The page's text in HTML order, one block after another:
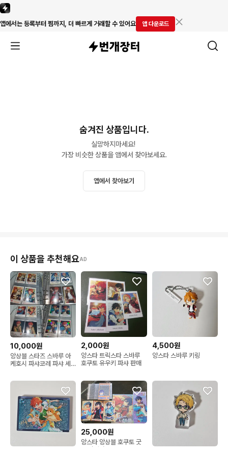
앱에서는 등록부터 찜까지, 더 빠르게 거래할 수 있어요 앱 다운로드
숨겨진 상품입니다.
실망하지마세요!
가장 비슷한 상품을 앱에서 찾아보세요.
앱에서 찾아보기
이 상품을 추천해요AD
10,000원
앙상블 스타즈 스바루 아
케호시 파샤코레 파샤 세
2,000원
앙스타 트릭스타 스바루
호쿠토 유우키 파샤 판매
4,500원
앙스타 스바루 키링
25,000원
앙스타 앙상블 호쿠토 굿